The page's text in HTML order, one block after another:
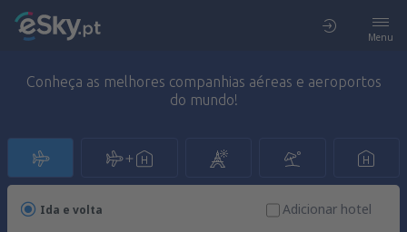
Menu
Conheça as melhores companhias aéreas e aeroportos
do mundo!
Ida e volta
Adicionar hotel